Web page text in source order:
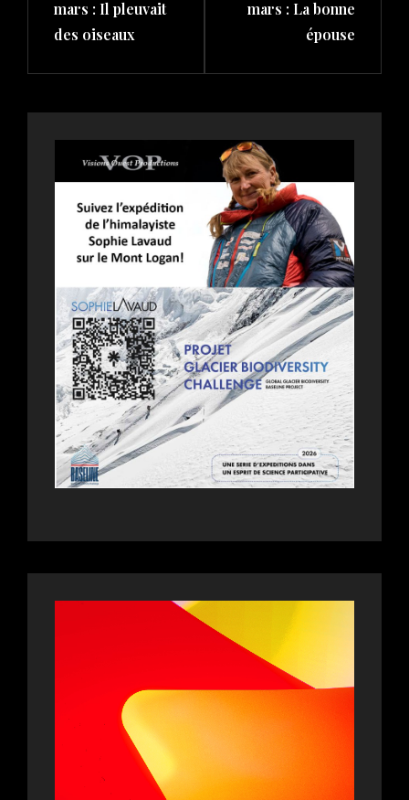
mars : Il pleuvait
des oiseaux
mars : La bonne
épouse